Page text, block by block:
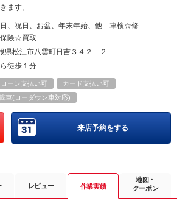
ます。
日、祝日、お盆、年末年始、他 車検☆修
険☆買取
県松江市八雲町日吉３４２－２
徒歩１分
ローン支払い可
カード支払い可
車(ローダウン車対応)
来店予約をする
レビュー 作業実績
地図・
クーポン